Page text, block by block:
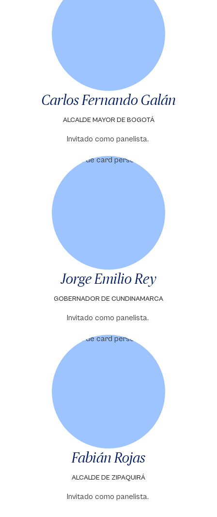
Carlos Fernando Galán
ALCALDE MAYOR DE BOGOTÁ
Invitado como panelista.
Jorge Emilio Rey
GOBERNADOR DE CUNDINAMARCA
Invitado como panelista.
Fabián Rojas
ALCALDE DE ZIPAQUIRÁ
Invitado como panelista.